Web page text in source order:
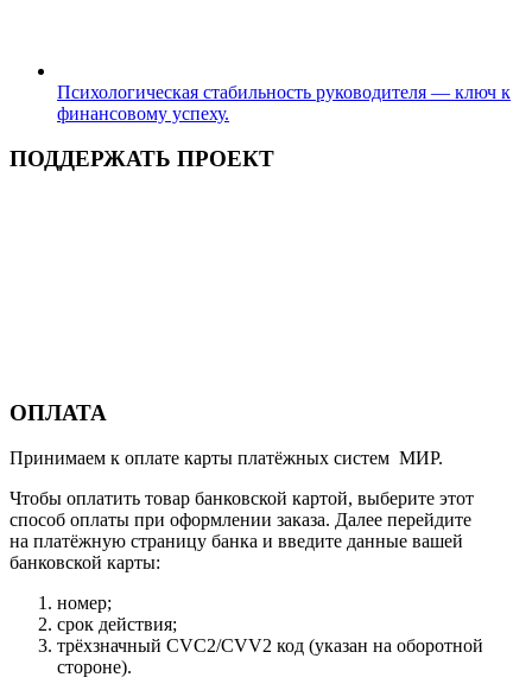
Психологическая стабильность руководителя — ключ к
финансовому успеху.
ПОДДЕРЖАТЬ ПРОЕКТ
ОПЛАТА
Принимаем к оплате карты платёжных систем МИР.
Чтобы оплатить товар банковской картой, выберите этот
способ оплаты при оформлении заказа. Далее перейдите
на платёжную страницу банка и введите данные вашей
банковской карты:
номер;
срок действия;
трёхзначный CVC2/CVV2 код (указан на оборотной
стороне).